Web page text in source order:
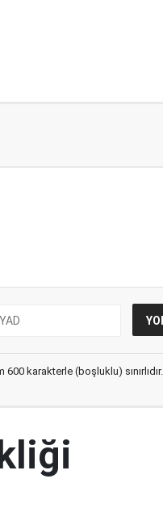
karakterle (boşluklu) sınırlıdır.